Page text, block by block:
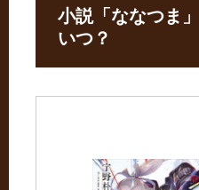
小説「ななつま
いつ？